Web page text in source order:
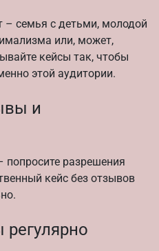
– семья с детьми, молодой
или, может,
кейсы так, чтобы
этой аудитории.
и
попросите разрешения
кейс без отзывов
регулярно